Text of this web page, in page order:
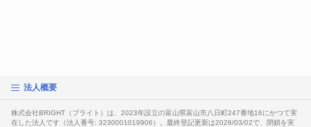
法人概要
株式会社BRIGHT（ブライト）は、2023年設立の富山県富山市八日町247番地16にかつて実
在した法人です（法人番号: 3230001019906）。最終登記更新は2026/03/02で、閉鎖を実